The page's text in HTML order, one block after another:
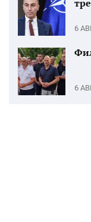
6
6